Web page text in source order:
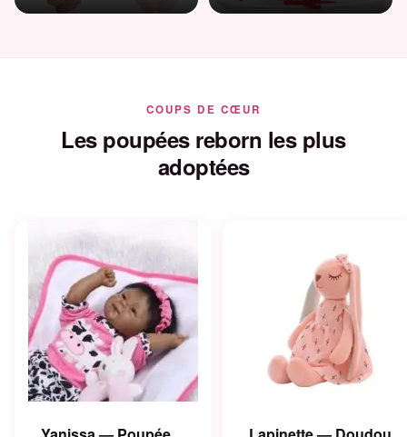
COUPS DE CŒUR
Les poupées reborn les plus
adoptées